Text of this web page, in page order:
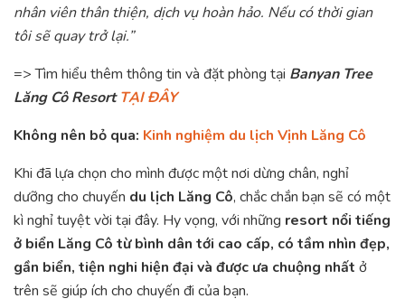
nhân viên thân thiện, dịch vụ hoàn hảo. Nếu có thời gian
tôi sẽ quay trở lại.”
=> Tìm hiểu thêm thông tin và đặt phòng tại Banyan Tree
Lăng Cô ResortTẠI ĐÂY
Không nên bỏ qua: Kinh nghiệm du lịch Vịnh Lăng Cô
Khi đã lựa chọn cho mình được một nơi dừng chân, nghỉ
dưỡng cho chuyến du lịch Lăng Cô, chắc chắn bạn sẽ có một
kì nghỉ tuyệt vời tại đây. Hy vọng, với những resort nổi tiếng
ở biển Lăng Cô từ bình dân tới cao cấp, có tầm nhìn đẹp,
gần biển, tiện nghi hiện đại và được ưa chuộng nhất ở
trên sẽ giúp ích cho chuyến đi của bạn.